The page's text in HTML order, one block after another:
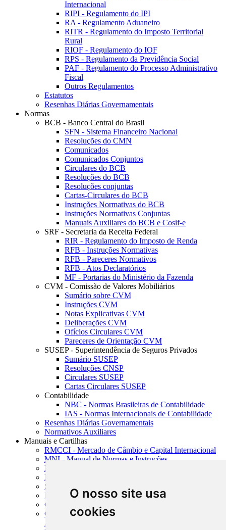
O nosso site usa
cookies
Internacional
RIPI - Regulamento do IPI
RA - Regulamento Aduaneiro
RITR - Regulamento do Imposto Territorial
Rural
RIOF - Regulamento do IOF
RPS - Regulamento da Previdência Social
PAF - Regulamento do Processo Administrativo
Fiscal
Outros Regulamentos
Estatutos
Resenhas Diárias Governamentais
Normas
BCB - Banco Central do Brasil
SFN - Sistema Financeiro Nacional
Resoluções do CMN
Comunicados
Comunicados Conjuntos
Circulares do BCB
Resoluções do BCB
Resoluções conjuntas
Cartas-Circulares do BCB
Instruções Normativas do BCB
Instruções Normativas Conjuntas
Manuais Auxiliares do BCB e Cosif-e
SRF - Secretaria da Receita Federal
RIR - Regulamento do Imposto de Renda
RFB - Instruções Normativas
RFB - Pareceres Normativos
RFB - Atos Declaratórios
MF - Portarias do Ministério da Fazenda
CVM - Comissão de Valores Mobiliários
Sumário sobre CVM
Instruções CVM
Notas Explicativas CVM
Deliberações CVM
Ofícios Circulares CVM
Pareceres de Orientação CVM
SUSEP - Superintendência de Seguros Privados
Sumário SUSEP
Resoluções CNSP
Circulares SUSEP
Cartas Circulares SUSEP
Contabilidade
NBC - Normas Brasileiras de Contabilidade
IAS - Normas Internacionais de Contabilidade
Resenhas Diárias Governamentais
Normativos Auxiliares
Manuais e Cartilhas
RMCCI - Mercado de Câmbio e Capital Internacional
MNI - Manual de Normas e Instruções
MTVM - Manual de Títulos e Valores Mobiliários
MCR - Manual de Crédito Rural
SISORF - Manual de Organização do SFN
MASUP - Manual de Supervisão Bancária
CADOC - Catálogo de Documentos
CNAE-CONCLA - Classificação Nacional de
Atividades Econômicas